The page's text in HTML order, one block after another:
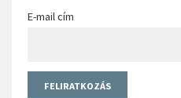
E-mail cím